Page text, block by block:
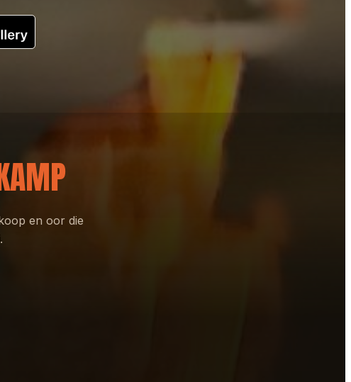
en oor die